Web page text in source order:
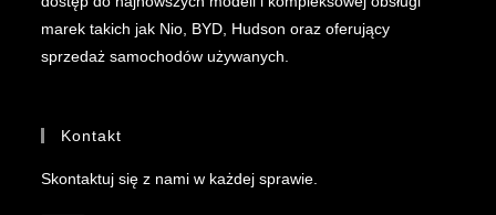
marek takich jak Nio, BYD, Hudson oraz oferujący
sprzedaż samochodów używanych.
Kontakt
Skontaktuj się z nami w każdej sprawie.